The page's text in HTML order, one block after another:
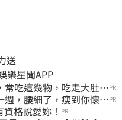
送
刻下載娛樂星聞APP
常吃這幾物，吃走大肚
PR
，腰細了，瘦到你懷疑PR
格說愛妳！ PR